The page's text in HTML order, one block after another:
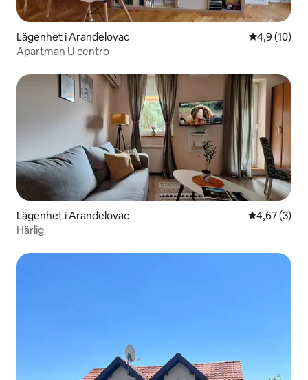
Lägenhet i Aranđelovac 4,9 av 5 i
4,9 (10)
Apartman U centro
Lägenhet i Aranđelovac 4,67 av 5 i
4,67 (3)
Härlig